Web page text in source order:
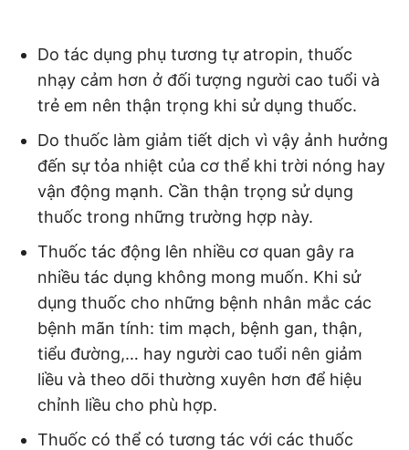
Do tác dụng phụ tương tự atropin, thuốc
nhạy cảm hơn ở đối tượng người cao tuổi và
trẻ em nên thận trọng khi sử dụng thuốc.
Do thuốc làm giảm tiết dịch vì vậy ảnh hưởng
đến sự tỏa nhiệt của cơ thể khi trời nóng hay
vận động mạnh. Cần thận trọng sử dụng
thuốc trong những trường hợp này.
Thuốc tác động lên nhiều cơ quan gây ra
nhiều tác dụng không mong muốn. Khi sử
dụng thuốc cho những bệnh nhân mắc các
bệnh mãn tính: tim mạch, bệnh gan, thận,
tiểu đường,… hay người cao tuổi nên giảm
liều và theo dõi thường xuyên hơn để hiệu
chỉnh liều cho phù hợp.
Thuốc có thể có tương tác với các thuốc